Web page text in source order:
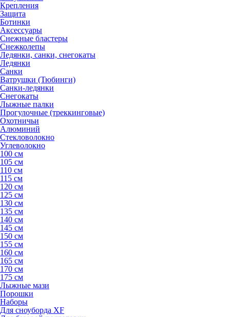
Крепления
Защита
Ботинки
Аксессуары
Снежные бластеры
Снежколепы
Ледянки, санки, снегокаты
Ледянки
Санки
Ватрушки (Тюбинги)
Санки-ледянки
Снегокаты
Лыжные палки
Прогулочные (треккинговые)
Охотничьи
Алюминий
Стекловолокно
Углеволокно
100 см
105 см
110 см
115 см
120 см
125 см
130 см
135 см
140 см
145 см
150 см
155 см
160 см
165 см
170 см
175 см
Лыжные мази
Порошки
Наборы
Для сноуборда XF